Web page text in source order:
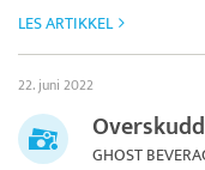
LES ARTIKKEL
22. juni 2022
GHOST